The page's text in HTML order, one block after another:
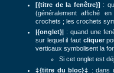
[{titre de la fenêtre}] :
(généralement affiché
crochets ; les crochets
|{onglet}| : quand une
sur lequel il faut cliquer
verticaux symbolisent la
Si cet onglet est
‡{titre du bloc}‡ : dans